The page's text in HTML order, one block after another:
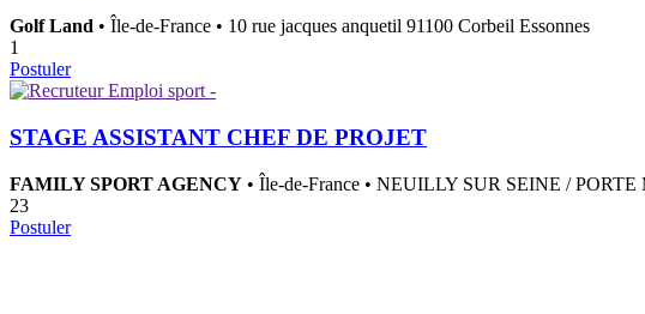
Golf Land • Île-de-France • 10 rue jacques anquetil 91100 Corbeil Essonnes
1
Postuler
STAGE ASSISTANT CHEF DE PROJET
FAMILY SPORT AGENCY • Île-de-France • NEUILLY SUR SEINE /
23
Postuler